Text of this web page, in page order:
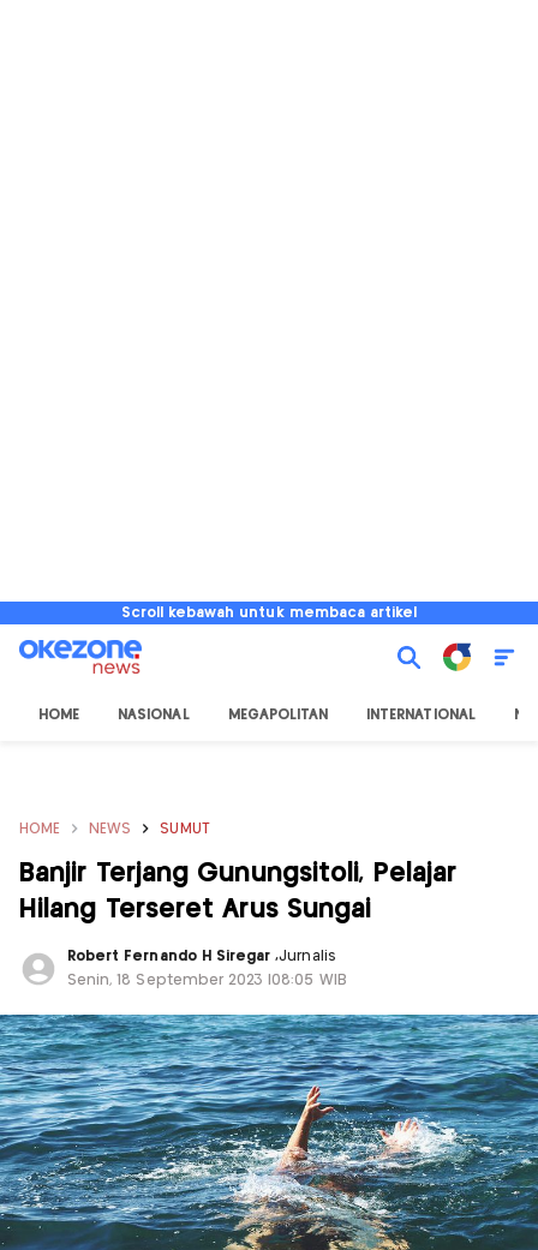
Scroll kebawah untuk membaca artikel
HOME NASIONAL MEGAPOLITAN INTERNATIONAL
HOME NEWS SUMUT
Banjir Terjang Gunungsitoli, Pelajar
Hilang Terseret Arus Sungai
Robert Fernando H Siregar,Jurnalis
Senin, 18 September 2023 |08:05 WIB